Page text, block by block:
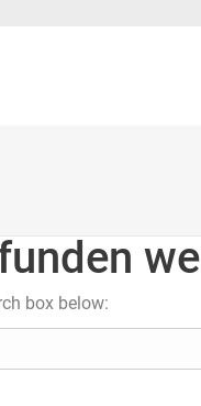
box below: